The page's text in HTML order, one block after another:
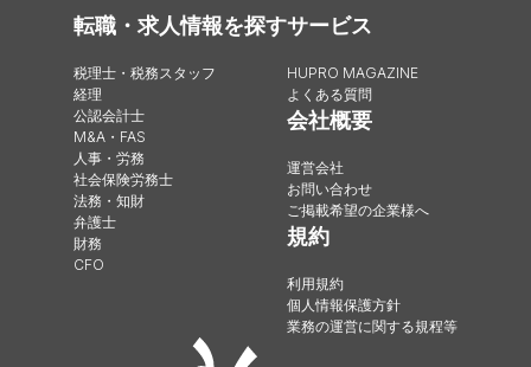
転職・求人情報を探す
税理士・税務スタッフ
経理
公認会計士
M&A・FAS
人事・労務
社会保険労務士
法務・知財
弁護士
財務
CFO
サービス
HUPRO MAGAZINE
よくある質問
会社概要
運営会社
お問い合わせ
ご掲載希望の企業様へ
規約
利用規約
個人情報保護方針
業務の運営に関する規程等